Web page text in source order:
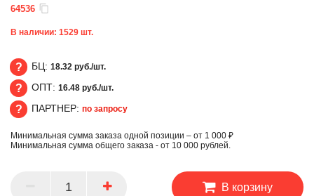
64536
В наличии: 1529 шт.
БЦ
БЦ: 18.32 руб./шт.
ОПТ
ОПТ: 16.48 руб./шт.
ПАРТНЕР
ПАРТНЕР: по запросу
Минимальная сумма заказа одной позиции – от 1 000 ₽
Минимальная сумма общего заказа - от 10 000 рублей.
В корзину